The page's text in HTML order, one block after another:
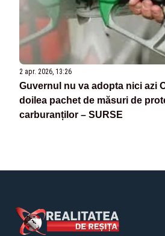
2 apr. 2026, 13:26
Guvernul nu va adopta nici azi
doilea pachet de măsuri de
carburanților – SURSE